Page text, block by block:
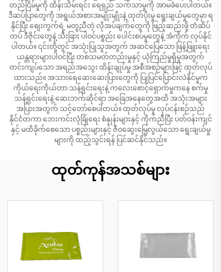
တည်ငြိမ်မှုကို ထိန်းသိမ်းရင်း ရေရှည် သက်သာမှုကို အာမခံပေးပါတယ်။
ဒီဆပ်ပြာတွေကို အရွယ်အစားအမျိုးမျိုးနဲ့ ထုတ်ပိုးမှု ရွေးချယ်မှုတွေမှာ ရ
နိုင်ပြီး စျေးကွက်ရဲ့ မတူညီတဲ့ လိုအပ်ချက်တွေကို ဖြည့်ဆည်းဖို့ တံဆိပ်
တပ် ဒီဇိုင်းတွေနဲ့ သီးခြား ပါဝင်ပစ္စည်း ပေါင်းစပ်မှုတွေနဲ့ အံကိုက် လုပ်နိုင်
ပါတယ်။ ၎င်းတို့တွင် အသုံးပြုသူအတွက် အဆင်ပြေသော ဖြန့်ဖြူးရေး
ယန္တရားများပါဝင်ပြီး တစ်သမတ်တည်းမှုနှင့် ယုံကြည်မှုရှိမှုအတွက်
တင်းကျပ်သော အရည်အသွေး ထိန်းချုပ်မှု အစီအစဉ်များဖြင့် ထုတ်လုပ်
ထားသည်။ အသားရေဆေးဆေးပြားတွေကို ပြုပြင်ပြောင်းလဲနိုင်မှုက
ကိုယ်ရေးကိုယ်တာ သန့်ရှင်းရေးနဲ့ ကလေးစောင့်ရှောက်မှုကနေ စက်မှု
သန့်ရှင်းရေးနဲ့ ဆေးဘက်ဆိုင်ရာ အခြေအနေတွေအထိ အသုံးအများ
အပြားအတွက် သင့်တော်စေပါတယ်။ ထုတ်လုပ်မှု လုပ်ငန်းစဉ်သည်
နိုင်ငံတကာ ဘေးကင်းလုံခြုံရေး စံနှုန်းများနှင့် ကိုက်ညီပြီး ပတ်ဝန်းကျင်
နှင့် မထိခိုက်စေသော ပစ္စည်းများနှင့် ဇီဝဆွေးမြေ့လွယ်သော ရွေးချယ်မှု
များကို ထည့်သွင်းရန် ပြင်ဆင်နိုင်သည်။
ထုတ်ကုန်အသစ်များ